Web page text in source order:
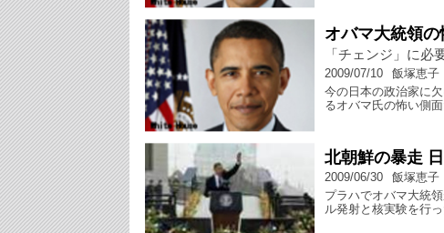
オバマ大統領
「チェンジ」に必
2009/07/10
飯塚恵子
今の日本の政治家に
るオバマ氏の怖い側
北朝鮮の暴走
2009/06/30
飯塚恵子
プラハでオバマ大統
ル発射と核実験を行